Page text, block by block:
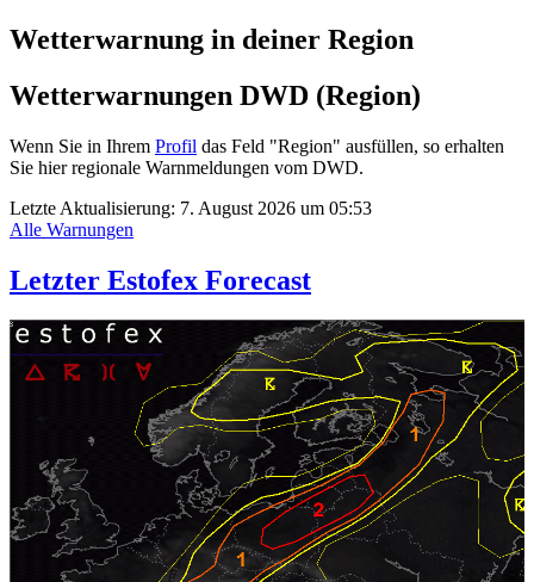
Wetterwarnung in deiner Region
Wetterwarnungen DWD (Region)
Wenn Sie in Ihrem Profil das Feld "Region" ausfüllen, so erhalten
Sie hier regionale Warnmeldungen vom DWD.
Letzte Aktualisierung: 7. August 2026 um 05:53
Alle Warnungen
Letzter Estofex Forecast